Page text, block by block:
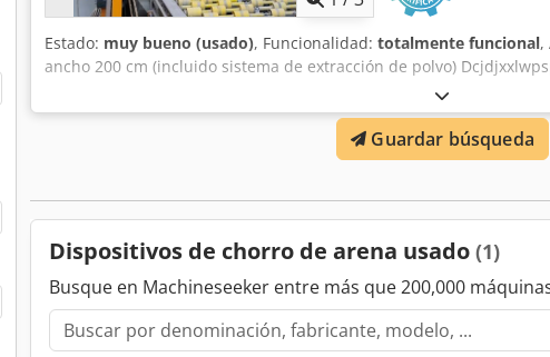
Estado: muy bueno (usado), Funcionalidad: totalmente funcional,
ancho 200 cm (incluido sistema de extracción de polvo)
Guardar búsqueda
Dispositivos de chorro de arena usado (1)
Busque en Machineseeker entre más que 200,000